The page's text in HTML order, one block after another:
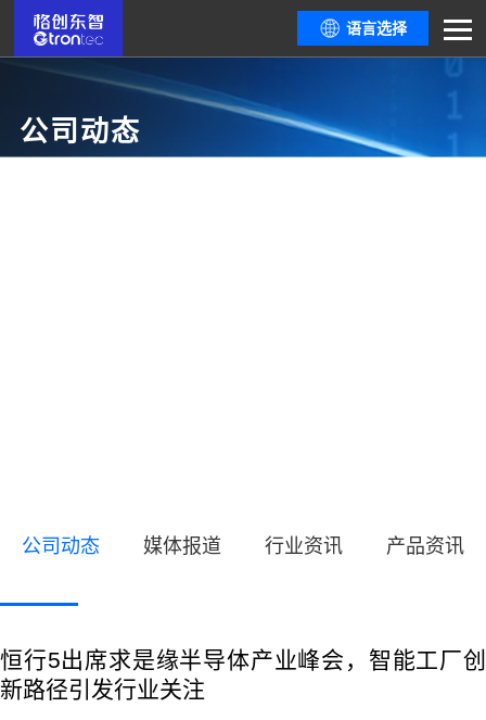
语言选择
公司动态
公司动态 媒体报道 行业资讯 产品资讯
恒行5出席求是缘半导体产业峰会，智能工厂创
新路径引发行业关注